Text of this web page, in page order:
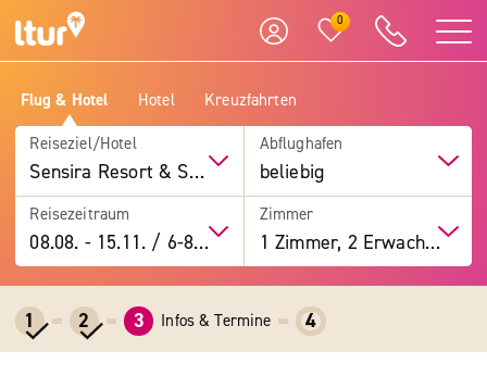
0
Flug & Hotel Hotel Kreuzfahrten
Reiseziel/Hotel
Sensira Resort & Spa Riviera Maya
Abflughafen
beliebig
Reisezeitraum
08.08. -15.11. / 6-8 Tage
Zimmer
1 Zimmer, 2 Erwachsene
1 2 3 Infos & Termine 4